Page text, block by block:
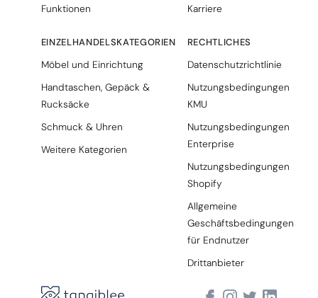
Funktionen
EINZELHANDELSKATEGORIEN
Möbel und Einrichtung
Handtaschen, Gepäck &
Rucksäcke
Schmuck & Uhren
Weitere Kategorien
Karriere
RECHTLICHES
Datenschutzrichtlinie
Nutzungsbedingungen
KMU
Nutzungsbedingungen
Enterprise
Nutzungsbedingungen
Shopify
Allgemeine
Geschäftsbedingungen
für Endnutzer
Drittanbieter